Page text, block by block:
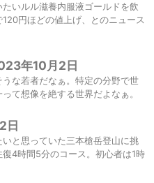
いルル滋養内服液ゴールドを飲
円ほどの値上げ、とのニュース
年10月2日
な若者だなぁ。特定の分野で世
て想像を絶する世界だよなぁ。
日
と思っていた三本槍岳登山に挑
4時間5分のコース。初心者は1時